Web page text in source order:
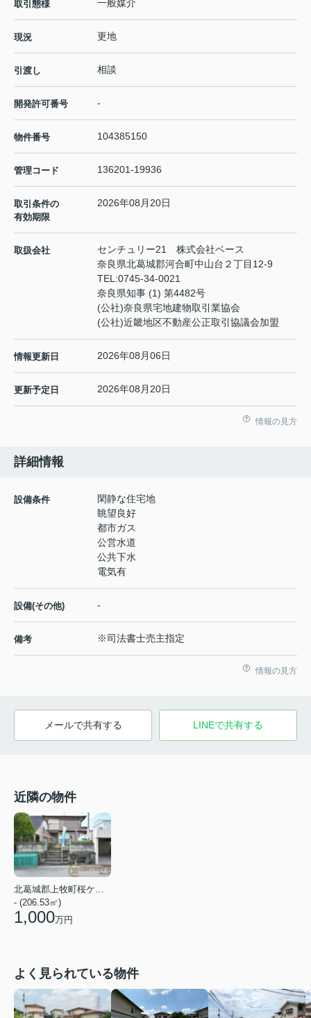
取引態様 一般媒介
現況 更地
引渡し 相談
開発許可番号 -
物件番号 104385150
管理コード 136201-19936
取引条件の
有効期限
2026年08月20日
取扱会社
センチュリー21 株式会社ベース
奈良県北葛城郡河合町中山台２丁目12-9
TEL:0745-34-0021
奈良県知事 (1) 第4482号
(公社)奈良県宅地建物取引業協会
(公社)近畿地区不動産公正取引協議会加盟
情報更新日 2026年08月06日
更新予定日 2026年08月20日
情報の見方
詳細情報
設備条件
閑静な住宅地
眺望良好
都市ガス
公営水道
公共下水
電気有
設備(その他) -
備考 ※司法書士売主指定
情報の見方
メールで共有する LINEで共有する
近隣の物件
北葛城郡上牧町桜ケ丘１丁目
- (206.53㎡)
1,000万円
よく見られている物件